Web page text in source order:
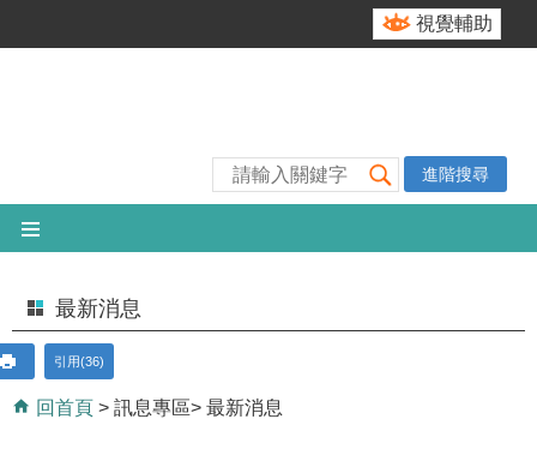
視覺輔助
進階搜尋
最新消息
引用(36)
回首頁 訊息專區 最新消息